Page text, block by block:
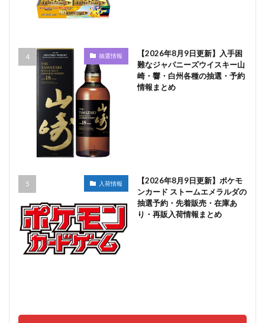
抽選情報
【2026年8月9日更新】入手困
難なジャパニーズウイスキー山
崎・響・白州各種の抽選・予約
情報まとめ
入荷情報
【2026年8月9日更新】ポケモ
ンカード ストームエメラルダの
抽選予約・先着販売・在庫あ
り・再販入荷情報まとめ